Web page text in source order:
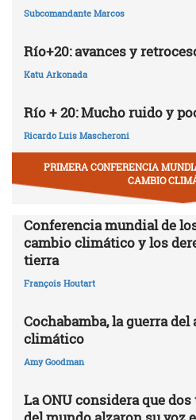
Subcomandante Marcos
Río+20: avances y
Katu Arkonada
Río + 20: Mucho ruido y
Ricardo Luis Mascheroni
PRIMERA CONFERENCIA
CAMBIO
Conferencia mundial de
cambio climático y los
tierra
François Houtart
Cochabamba, la guerra
climático
Amy Goodman
La ONU considera que